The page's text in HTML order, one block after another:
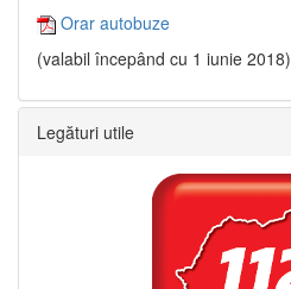
Orar autobuze
(valabil începând cu 1 iunie 2018)
Legături utile